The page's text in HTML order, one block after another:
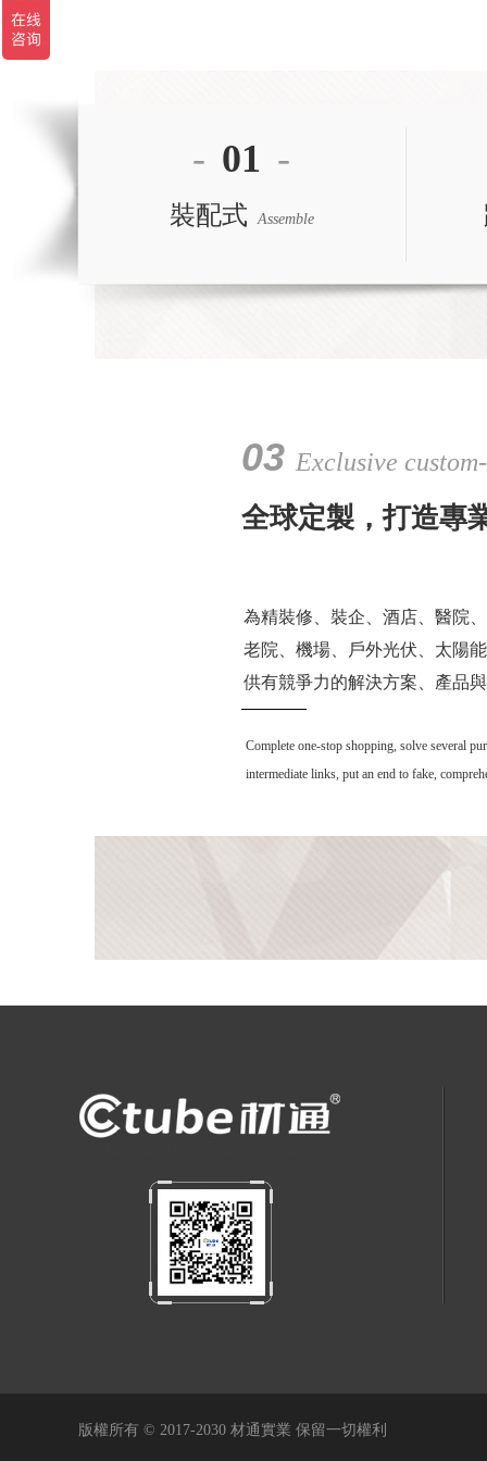
- 01 -
裝配式 Assemble
03 Exclusive
全球定製，打造專
為精裝修、裝企、酒店、醫院
老院、機場、戶外光伏、太陽
供有競爭力的解決方案、產品
Complete one-stop shopping, solve several
intermediate links, put an end to fake,
版權所有 © 2017-2030 材通實業 保留一切權利